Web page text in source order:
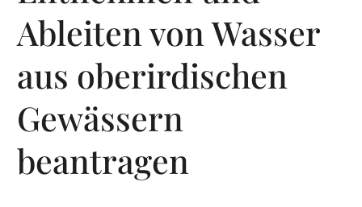
Ableiten von Wasser
aus oberirdischen
Gewässern
beantragen